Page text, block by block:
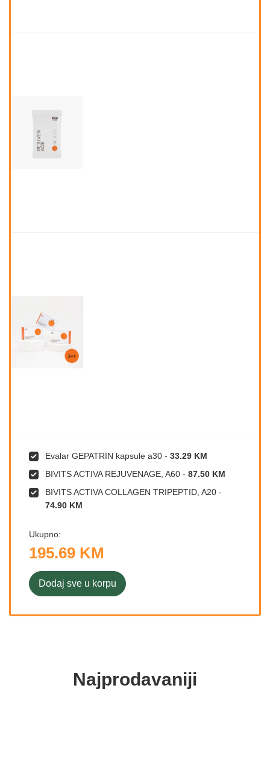
Evalar GEPATRIN kapsule a30 - 33.29 KM
BIVITS ACTIVA REJUVENAGE, A60 - 87.50 KM
BIVITS ACTIVA COLLAGEN TRIPEPTID, A20 -
74.90 KM
Ukupno:
195.69 KM
Dodaj sve u korpu
Najprodavaniji